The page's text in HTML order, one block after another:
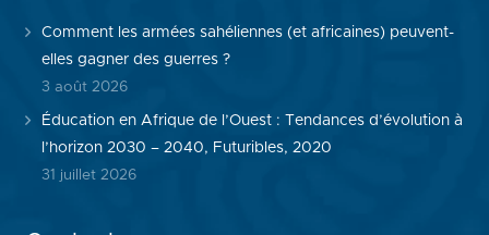
Comment les armées sahéliennes (et africaines) peuvent-
elles gagner des guerres ?
3 août 2026
Éducation en Afrique de l’Ouest : Tendances d’évolution à
l’horizon 2030 – 2040, Futuribles, 2020
31 juillet 2026